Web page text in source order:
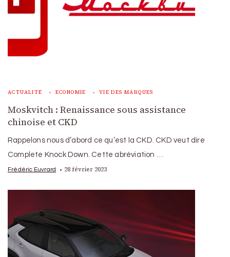
ACTUALITÉ ECONOMIE VIE DES MARQUES
Moskvitch : Renaissance sous assistance
chinoise et CKD
Rappelons nous d’abord ce qu’est la CKD. CKD veut dire
Complete Knock Down. Cette abréviation …
Frédéric Euvrard 28 février 2023